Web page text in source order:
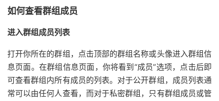
如何查看群组成员
进入群组成员列表
打开你所在的群组，点击顶部的群组名称或头像进入群组信
息页面。在群组信息页面，你将看到“成员”选项，点击后即
可查看群组内所有成员的列表。对于公开群组，成员列表通
常可以由任何人查看，而对于私密群组，只有群组成员或管